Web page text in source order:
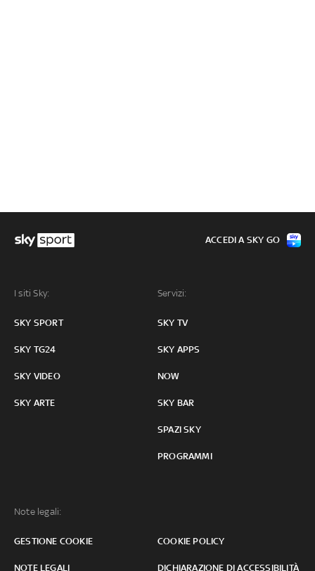
I siti Sky:
SKY SPORT
SKY TG24
SKY VIDEO
SKY ARTE
Servizi:
SKY TV
SKY APPS
NOW
SKY BAR
SPAZI SKY
PROGRAMMI
Note legali:
GESTIONE COOKIE COOKIE POLICY
NOTE LEGALI DICHIARAZIONE DI ACCESSIBILITÀ
ACCEDI A SKY GO